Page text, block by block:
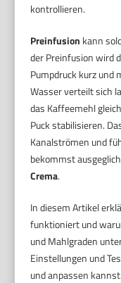
kontrollieren.
Preinfusion kann
der Preinfusion wird
Pumpdruck kurz und
Wasser verteilt sich
das Kaffeemehl
Puck stabilisieren.
Kanalströmen und
bekommst
Crema.
In diesem Artikel
funktioniert und
und Mahlgraden
Einstellungen und
und anpassen